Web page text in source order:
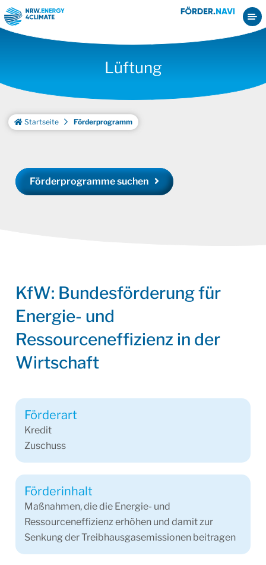
Lüftung
Startseite Förderprogramm
Förderprogramme suchen
KfW: Bundesförderung für
Energie- und
Ressourceneffizienz in der
Wirtschaft
Förderart
Kredit
Zuschuss
Förderinhalt
Maßnahmen, die die Energie- und
Ressourceneffizienz erhöhen und damit zur
Senkung der Treibhausgasemissionen beitragen